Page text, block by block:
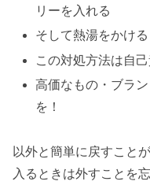
リーを入れる
そして熱湯をかけ
この対処方法は自
高価なもの・ブラ
を！
以外と簡単に戻すこと
入るときは外すことを